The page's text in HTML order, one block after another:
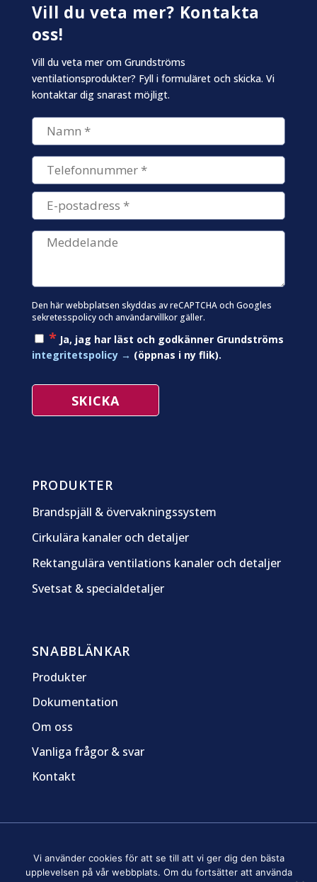
Vill du veta mer? Kontakta
oss!
Vill du veta mer om Grundströms
ventilationsprodukter? Fyll i formuläret och skicka. Vi
kontaktar dig snarast möjligt.
Den här webbplatsen skyddas av reCAPTCHA och Googles
sekretesspolicyoch användarvillkorgäller.
*Ja, jag har läst och godkänner Grundströms
integritetspolicy
(öppnas i ny flik).
PRODUKTER
Brandspjäll & övervakningssystem
Cirkulära kanaler och detaljer
Rektangulära ventilations kanaler och detaljer
Svetsat & specialdetaljer
SNABBLÄNKAR
Produkter
Dokumentation
Om oss
Vanliga frågor & svar
Kontakt
Vi använder cookies för att se till att vi ger dig den bästa
upplevelsen på vår webbplats. Om du fortsätter att använda